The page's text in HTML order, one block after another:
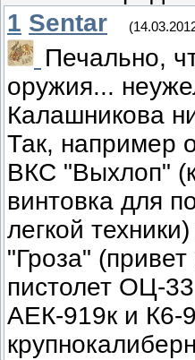
1 Sentar
Печально,
оружия...
Калашникова
Так, например
ВКС "Выхлоп"
винтовка для
легкой
"Гроза"
пистолет ОЦ-
АЕК-919к и К6-